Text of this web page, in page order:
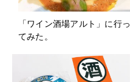
「ワイン酒場アルト」に行っ
てみた。